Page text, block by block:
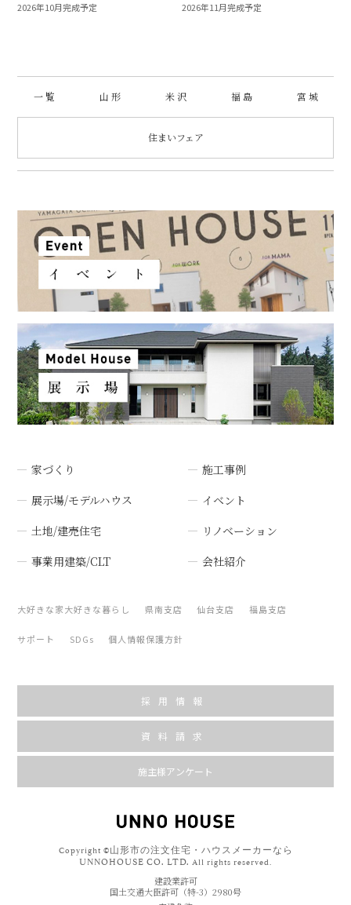
2026年10月完成予定
2026年11月完成予定
一 覧 山 形 米 沢 福 島 宮 城
住まいフェア
家づくり
施工事例
展示場/モデルハウス
イベント
土地/建売住宅
リノベーション
事業用建築/CLT
会社紹介
大好きな家大好きな暮らし 県南支店 仙台支店 福島支店
サポート SDGs 個人情報保護方針
採用情報
資料請求
施主様アンケート
Copyright ©山形市の注文住宅・ハウスメーカーなら
UNNOHOUSE CO. LTD. All rights reserved.
建設業許可
国土交通大臣許可（特-3）2980号